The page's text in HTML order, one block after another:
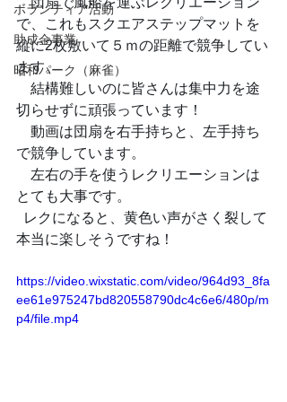
ボランティア活動
助成金事業
昭和パーク（麻雀）
で、これもスクエアステップマットを
縦に2枚敷いて５ｍの距離で競争してい
ます。
結構難しいのに皆さんは集中力を途
切らせずに頑張っています！
動画は団扇を右手持ちと、左手持ち
で競争しています。
左右の手を使うレクリエーションは
とても大事です。
本当に楽しそうですね！
https://video.wixstatic.com/video/964d93_8fa
ee61e975247bd820558790dc4c6e6/480p/m
p4/file.mp4